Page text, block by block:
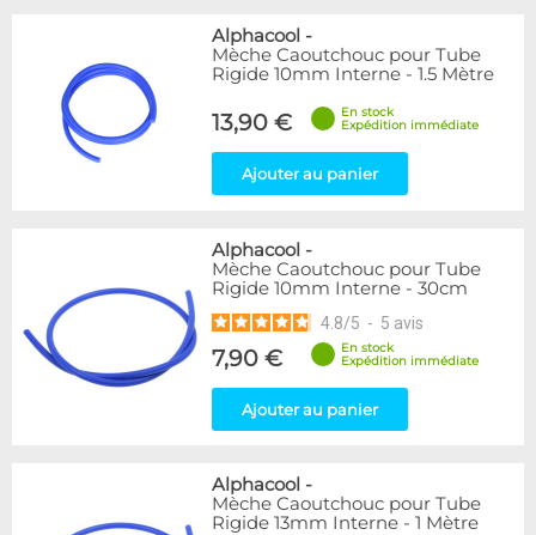
Alphacool -
Mèche Caoutchouc pour Tube
Rigide 10mm Interne - 1.5 Mètre
13,90 €
En stock
Expédition immédiate
Ajouter au panier
Alphacool -
Mèche Caoutchouc pour Tube
Rigide 10mm Interne - 30cm
4.8/5 - 5 avis
7,90 €
En stock
Expédition immédiate
Ajouter au panier
Alphacool -
Mèche Caoutchouc pour Tube
Rigide 13mm Interne - 1 Mètre